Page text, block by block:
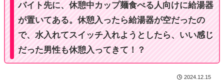
バイト先に、休憩中カップ麺食べる人向けに給湯器
が置いてある。休憩入ったら給湯器が空だったの
で、水入れてスイッチ入れようとしたら、いい感じ
だった男性も休憩入ってきて！？
2024.12.15